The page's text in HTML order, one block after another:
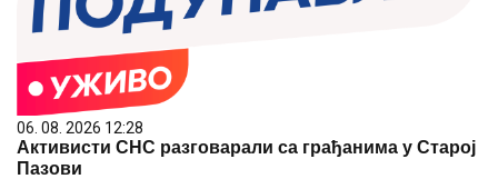
06. 08. 2026 12:28
Активисти СНС разговарали са грађанима у Старој
Пазови